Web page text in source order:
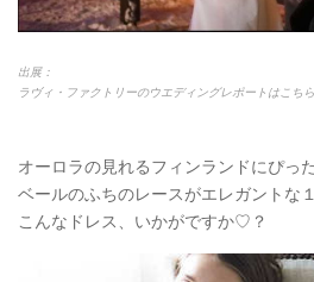
出展：
ラヴィ・ファクトリーのウエディングレポートはこち
オーロラの見れるフィンランドにぴっ
ベールのふちのレースがエレガントな
こんなドレス、いかがですか♡？